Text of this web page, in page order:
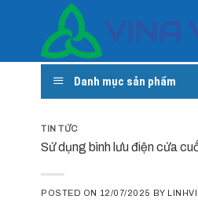
content
Danh mục sản phẩm
TIN TỨC
Sử dụng bình lưu điện cửa
POSTED ON 12/07/2025 BY